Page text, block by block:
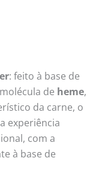
: feito à base de
de heme,
da carne, o
experiência
com a
à base de